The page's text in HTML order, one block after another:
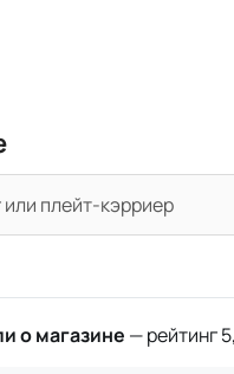
или плейт-кэрриер
о магазине — рейтинг